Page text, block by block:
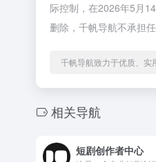
际控制，在2026年5月
删除，千帆导航不承担任
千帆导航致力于优质、实
相关导航
短剧创作者中心